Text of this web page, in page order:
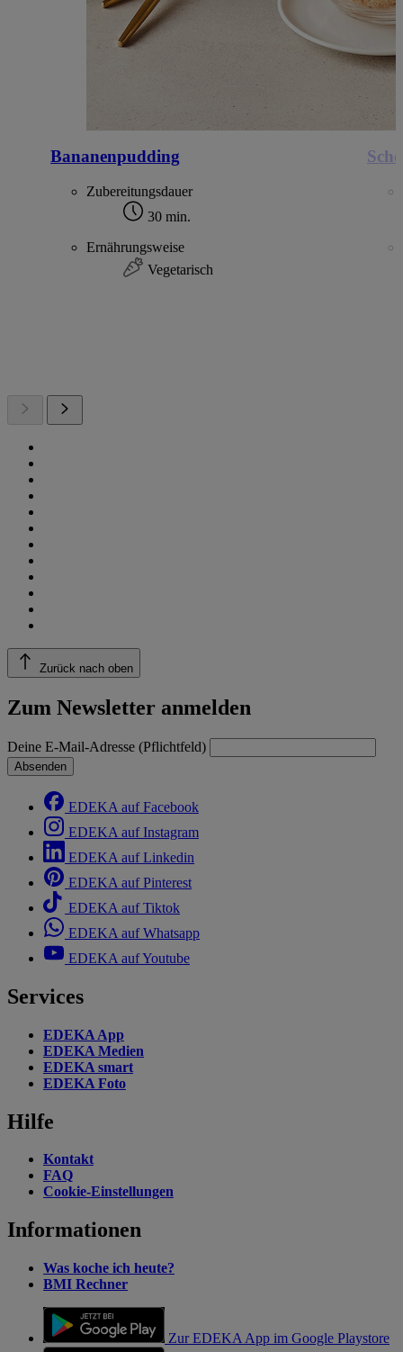
Bananenpudding
Zubereitungsdauer
30 min.
Ernährungsweise
Vegetarisch
Zurück nach oben
Zum Newsletter anmelden
Deine E-Mail-Adresse (Pflichtfeld)
Absenden
EDEKA auf Facebook
EDEKA auf Instagram
EDEKA auf Linkedin
EDEKA auf Pinterest
EDEKA auf Tiktok
EDEKA auf Whatsapp
EDEKA auf Youtube
Services
EDEKA App
EDEKA Medien
EDEKA smart
EDEKA Foto
Hilfe
Kontakt
FAQ
Cookie-Einstellungen
Informationen
Was koche ich heute?
BMI Rechner
Zur EDEKA App im Google Playstore